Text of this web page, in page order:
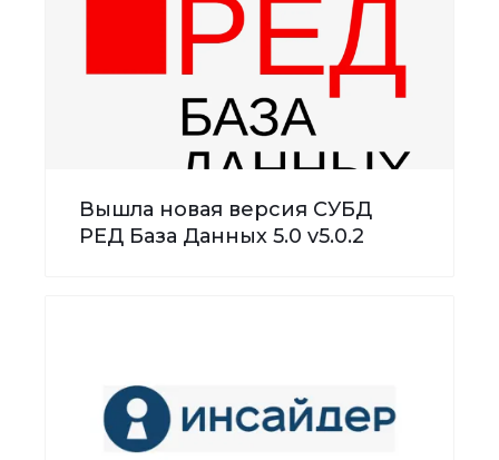
Вышла новая версия СУБД
РЕД База Данных 5.0 v5.0.2